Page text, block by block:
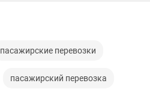
пасажирские перевозки
пасажирский перевозка